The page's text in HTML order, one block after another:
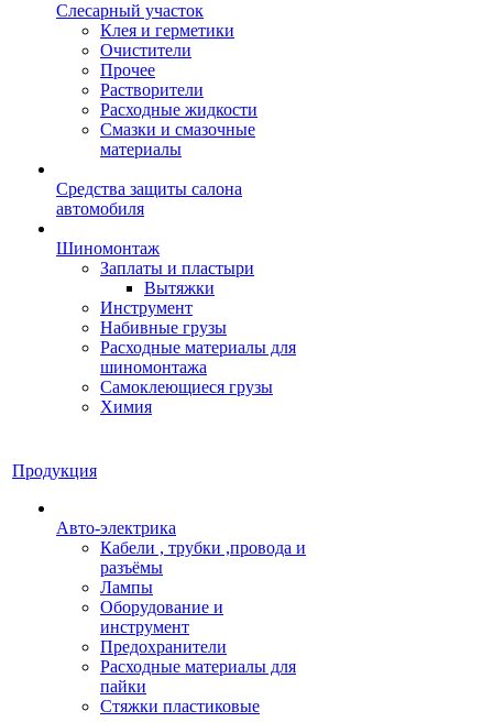
Слесарный участок
Клея и герметики
Очистители
Прочее
Растворители
Расходные жидкости
Смазки и смазочные
материалы
Средства защиты салона
автомобиля
Шиномонтаж
Заплаты и пластыри
Вытяжки
Инструмент
Набивные грузы
Расходные материалы для
шиномонтажа
Самоклеющиеся грузы
Химия
Продукция
Авто-электрика
Кабели , трубки ,провода и
разъёмы
Лампы
Оборудование и
инструмент
Предохранители
Расходные материалы для
пайки
Стяжки пластиковые